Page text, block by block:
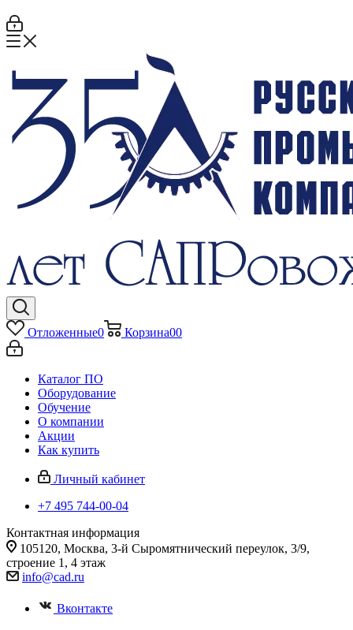
Отложенные0 Корзина00
Каталог ПО
Оборудование
Обучение
О компании
Акции
Как купить
Личный кабинет
+7 495 744-00-04
Контактная информация
105120, Москва, 3-й Сыромятнический переулок, 3/9,
строение 1, 4 этаж
info@cad.ru
Вконтакте